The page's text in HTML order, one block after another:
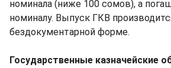
номинала (ниже 100 сомов), а
номиналу. Выпуск ГКВ
бездокументарной форме.
Государственные казначейские